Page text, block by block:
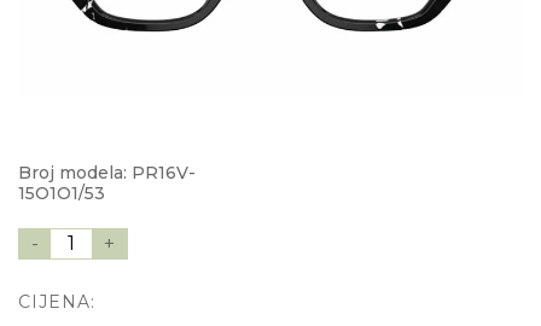
Broj modela: PR16V-
15O1O1/53
- 1 +
CIJENA: